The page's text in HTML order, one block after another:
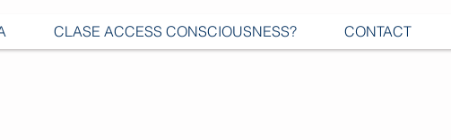
CLASE ACCESS CONSCIOUSNESS? CONTACT